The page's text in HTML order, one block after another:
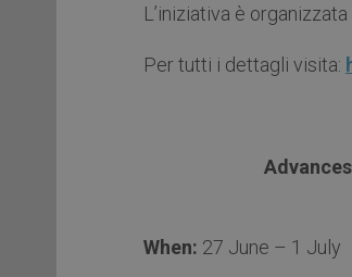
L’iniziativa è
Per tutti i dettagli visita:
When: 27 June – 1 July